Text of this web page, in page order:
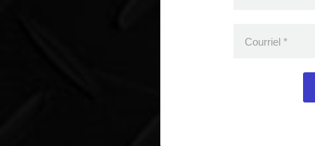
Courriel *